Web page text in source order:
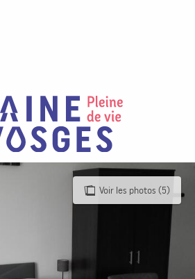
Voir les photos (5)